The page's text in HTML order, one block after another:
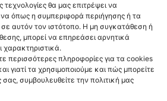
θα μας επιτρέψει να
όπως η συμπεριφορά περιήγησης ή τα
αυτόν τον ιστότοπο. Η μη συγκατάθεση ή
μπορεί να επηρεάσει αρνητικά
χαρακτηριστικά.
περισσότερες πληροφορίες για τα cookies
γιατί τα χρησιμοποιούμε και πώς μπορείτε
σας, συμβουλευθείτε την πολιτική μας